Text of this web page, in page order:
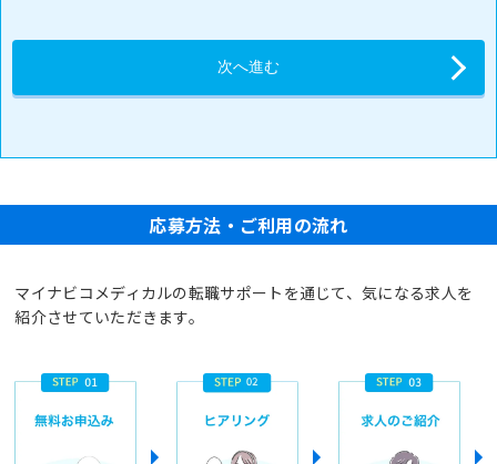
応募方法・ご利用の流れ
マイナビコメディカルの転職サポートを通じて、気になる求人を
紹介させていただきます。